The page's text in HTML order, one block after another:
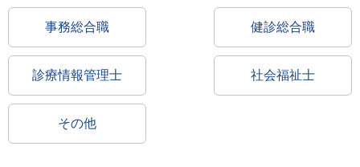
事務総合職 健診総合職
診療情報管理士 社会福祉士
その他